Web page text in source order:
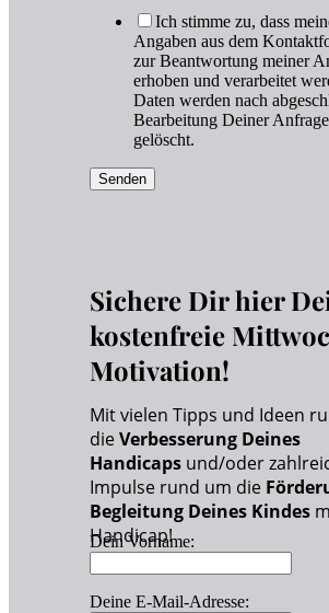
Ich stimme zu, dass
Angaben aus dem
zur Beantwortung meiner
erhoben und verarbeitet
Daten werden nach
Bearbeitung Deiner
gelöscht.
Senden
Sichere Dir hier
kostenfreie
Motivation!
Mit vielen Tipps und Ideen
dieVerbesserung Deines
Handicaps und/oder
Impulse rund um die
Begleitung Deines Kindes
Handicap!
Dein Vorname:
Deine E-Mail-Adresse: